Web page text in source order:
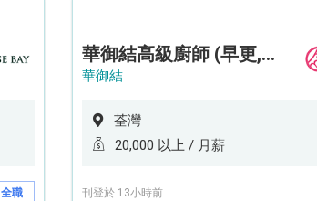
全職
華御結高級廚師 (早更,中央廚房)*底薪可達20k* (5天工作週)
華御結
荃灣
20,000 以上 / 月薪
刊登於 13小時前